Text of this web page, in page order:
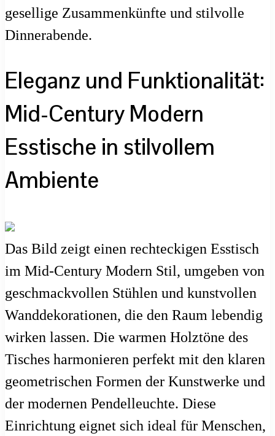
gesellige Zusammenkünfte und stilvolle
Dinnerabende.
Eleganz und Funktionalität:
Mid-Century Modern
Esstische in stilvollem
Ambiente
Das Bild zeigt einen rechteckigen Esstisch
im Mid-Century Modern Stil, umgeben von
geschmackvollen Stühlen und kunstvollen
Wanddekorationen, die den Raum lebendig
wirken lassen. Die warmen Holztöne des
Tisches harmonieren perfekt mit den klaren
geometrischen Formen der Kunstwerke und
der modernen Pendelleuchte. Diese
Einrichtung eignet sich ideal für Menschen,